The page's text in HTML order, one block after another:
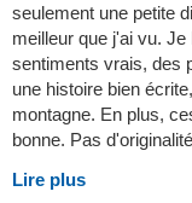
seulement une petite
meilleur que j'ai vu.
sentiments vrais, des
une histoire bien
montagne. En plus,
bonne. Pas
Lire plus